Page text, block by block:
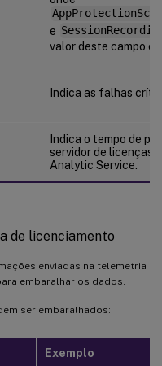
e
valor deste campo é
Indica as falhas
Indica o tempo de
servidor de licenças
Analytic Service.
de licenciamento
enviadas na telemetria
embaralhar os dados.
ser embaralhados:
Exemplo